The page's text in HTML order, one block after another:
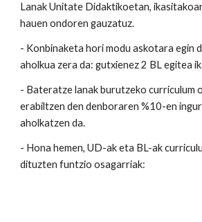
Lanak Unitate Didaktikoetan,
hauen ondoren gauzatuz.
- Konbinaketa hori modu askotara egin
aholkua zera da: gutxienez 2 BL egitea
- Bateratze lanak burutzeko curriculum
erabiltzen den denboraren %10-en
aholkatzen da.
- Hona hemen, UD-ak eta BL-ak
dituzten funtzio osagarriak: